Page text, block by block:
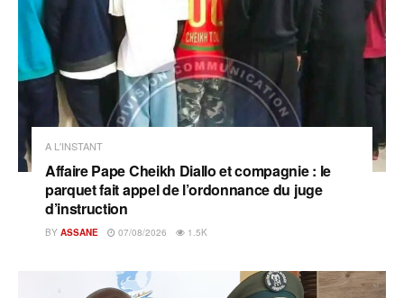
A L'INSTANT
Affaire Pape Cheikh Diallo et compagnie : le
parquet fait appel de l’ordonnance du juge
d’instruction
BY ASSANE 07/08/2026 1.5K